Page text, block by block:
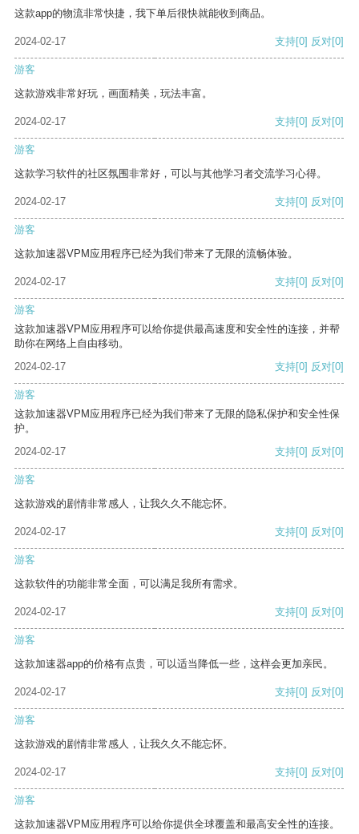
这款app的物流非常快捷，我下单后很快就能收到商品。
2024-02-17 支持[0] 反对[0]
游客
这款游戏非常好玩，画面精美，玩法丰富。
2024-02-17 支持[0] 反对[0]
游客
这款学习软件的社区氛围非常好，可以与其他学习者交流学习心得。
2024-02-17 支持[0] 反对[0]
游客
这款加速器VPM应用程序已经为我们带来了无限的流畅体验。
2024-02-17 支持[0] 反对[0]
游客
这款加速器VPM应用程序可以给你提供最高速度和安全性的连接，并帮
助你在网络上自由移动。
2024-02-17
支持[0] 反对[0]
游客
这款加速器VPM应用程序已经为我们带来了无限的隐私保护和安全性保
护。
2024-02-17
支持[0] 反对[0]
游客
这款游戏的剧情非常感人，让我久久不能忘怀。
2024-02-17 支持[0] 反对[0]
游客
这款软件的功能非常全面，可以满足我所有需求。
2024-02-17 支持[0] 反对[0]
游客
这款加速器app的价格有点贵，可以适当降低一些，这样会更加亲民。
2024-02-17 支持[0] 反对[0]
游客
这款游戏的剧情非常感人，让我久久不能忘怀。
2024-02-17 支持[0] 反对[0]
游客
这款加速器VPM应用程序可以给你提供全球覆盖和最高安全性的连接。